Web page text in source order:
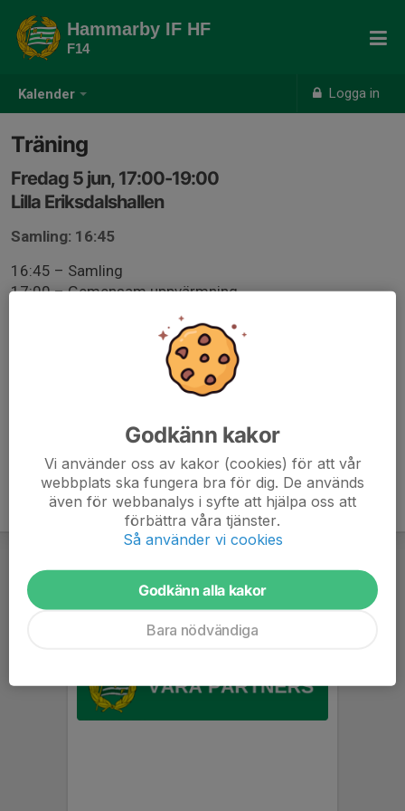
Kalender Logga in
Hammarby IF HF
F14
Träning
Fredag 5 jun, 17:00-19:00
Lilla Eriksdalshallen
Samling: 16:45
16:45 – Samling
17:00 – Gemensam uppvärmning
17:15 – Fys (kan bli utomhus, kläder efter väder!)
OBS! Samtliga spelare ska se till att vara ombytta och
Godkänn kakor
Vi använder oss av kakor (cookies) för att vår
webbplats ska fungera bra för dig. De används
även för webbanalys i syfte att hjälpa oss att
förbättra våra tjänster.
Så använder vi cookies
Godkänn alla kakor
Bara nödvändiga